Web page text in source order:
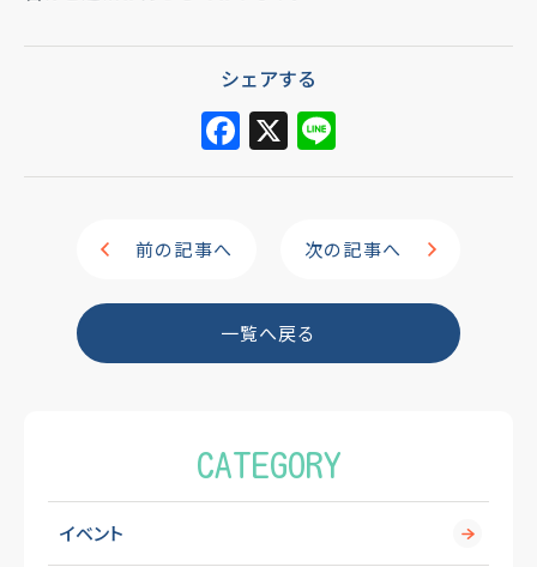
シェアする
F
a
o
o
X
n
前の記事へ 次の記事へ
一覧へ戻る
CATEGORY
イベント